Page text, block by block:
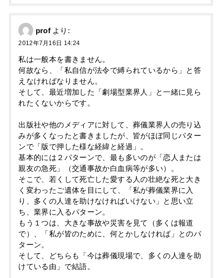
prof より:
2012年7月16日 14:24
私は一般本を書きません。
何故なら、「私自信が法令で縛られているから」と答
えなければなりません。
そして、最近増加した「劇場型業界人」と一緒に見ら
れたくないからです。
出版社や他のメディアに対して、葬儀業界人の売り込
みが多くなったと書きましたが、皆がほぼ同じパター
ンで「版で押した様な経緯と経過」。
基本的には２パターンで、最も多いのが「恋人または
親友の急死」（交通事故か白血病等が多い）。
そこで、若くして死亡した愛する人の壮絶な死と大き
く変わったご遺体を目にして、「私が葬儀業界に入
り、多くの人達を助けなければいけない」と思い立
ち、業界に入るパターン。
もう１つは、大きな事故や災害を見て（多くは報道
で）、「私が皆のために、何とかしなければ」とのパ
ターン。
そして、どちらも「今は葬儀現場で、多くの人達を助
けている由」で結語。